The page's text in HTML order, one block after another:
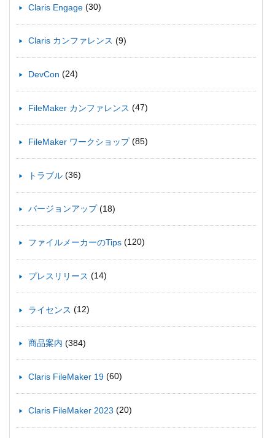
Claris Engage (30)
Claris カンファレンス (9)
DevCon (24)
FileMaker カンファレンス (47)
FileMaker ワークショップ(85)
トラブル (36)
バージョンアップ(18)
ファイルメーカーのTips (120)
プレスリリース (14)
ライセンス (12)
商品案内 (384)
Claris FileMaker 19 (60)
Claris FileMaker 2023 (20)